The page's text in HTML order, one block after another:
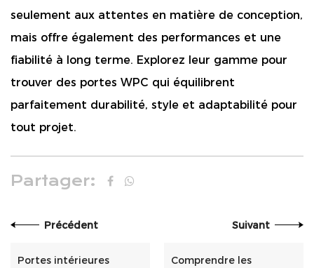
seulement aux attentes en matière de conception,
mais offre également des performances et une
fiabilité à long terme. Explorez leur gamme pour
trouver des portes WPC qui équilibrent
parfaitement durabilité, style et adaptabilité pour
tout projet.
Partager:
Précédent
Portes intérieures
Suivant
Comprendre les